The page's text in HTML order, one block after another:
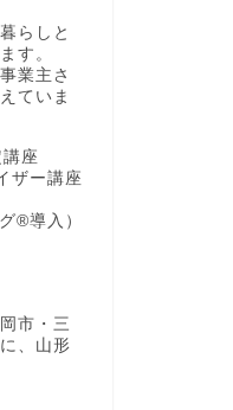
らしと
す。
業主さ
ていま
座
ザー講座
®導入）
市・三
、山形